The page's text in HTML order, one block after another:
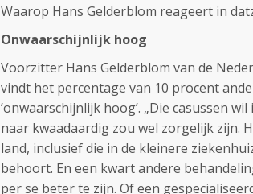
Waarop Hans Gelderblom reageert in
Onwaarschijnlijk hoog
Voorzitter Hans Gelderblom van de
vindt het percentage van 10 procent
’onwaarschijnlijk hoog’. „Die casussen
naar kwaadaardig zou wel zorgelijk zijn.
land, inclusief die in de kleinere
behoort. En een kwart andere
per se beter te zijn. Of een